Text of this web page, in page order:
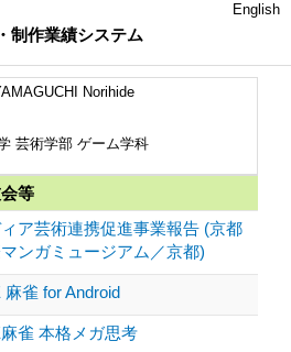
制作業績システム
English
Norihide
芸術学部 ゲーム学科
等
ィア芸術連携促進事業報告 (京都
ンガミュージアム／京都)
麻雀 for Android
雀 本格メガ思考